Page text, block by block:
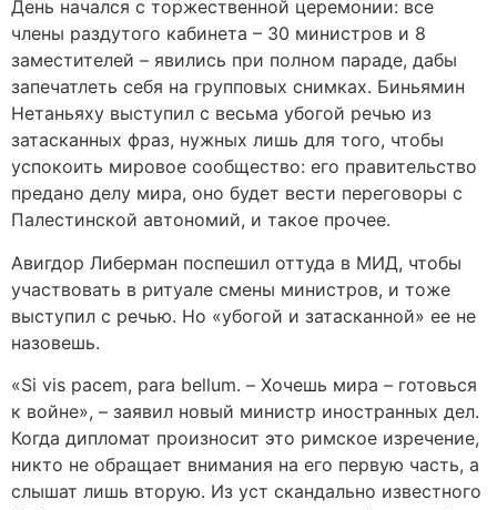
День начался с торжественной церемонии: все
члены раздутого кабинета – 30 министров и 8
заместителей – явились при полном параде, дабы
запечатлеть себя на групповых снимках. Биньямин
Нетаньяху выступил с весьма убогой речью из
затасканных фраз, нужных лишь для того, чтобы
успокоить мировое сообщество: его правительство
предано делу мира, оно будет вести переговоры с
Палестинской автономий, и такое прочее.
Авигдор Либерман поспешил оттуда в МИД, чтобы
участвовать в ритуале смены министров, и тоже
выступил с речью. Но «убогой и затасканной» ее не
назовешь.
«Si vis pacem, para bellum. – Хочешь мира – готовься
к войне», – заявил новый министр иностранных дел.
Когда дипломат произносит это римское изречение,
никто не обращает внимания на его первую часть, а
слышат лишь вторую. Из уст скандально известного